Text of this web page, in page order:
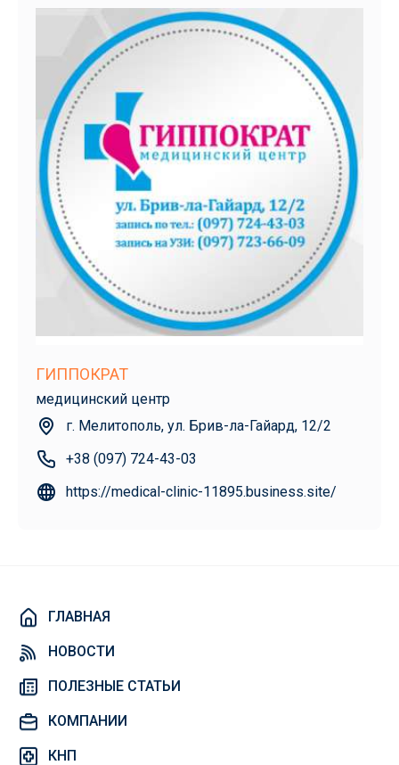
ГИППОКРАТ
медицинский центр
г. Мелитополь, ул. Брив-ла-Гайард, 12/2
+38 (097) 724-43-03
https://medical-clinic-11895.business.site/
ГЛАВНАЯ
НОВОСТИ
ПОЛЕЗНЫЕ СТАТЬИ
КОМПАНИИ
КНП